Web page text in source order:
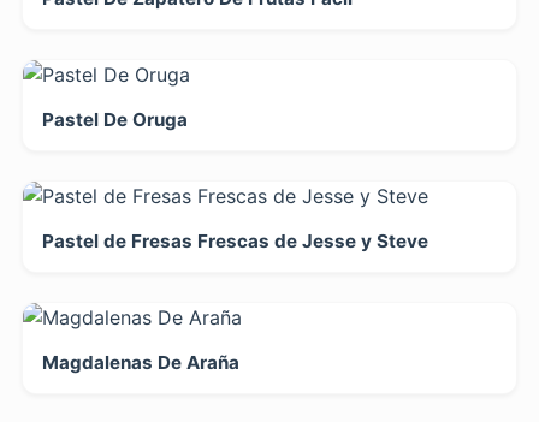
Pastel De Oruga
Pastel de Fresas Frescas de Jesse y Steve
Magdalenas De Araña